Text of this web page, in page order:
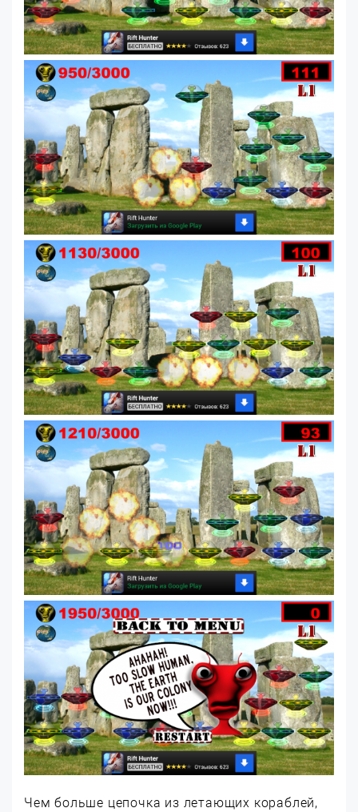
Чем больше цепочка из летающих кораблей,